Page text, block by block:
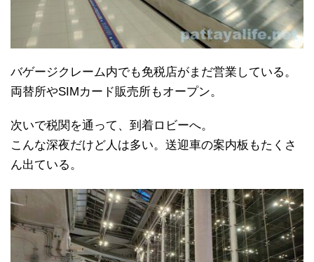
バゲージクレーム内でも免税店がまだ営業している。
両替所やSIMカード販売所もオープン。
次いで税関を通って、到着ロビーへ。
こんな深夜だけど人は多い。送迎車の案内板もたくさ
ん出ている。